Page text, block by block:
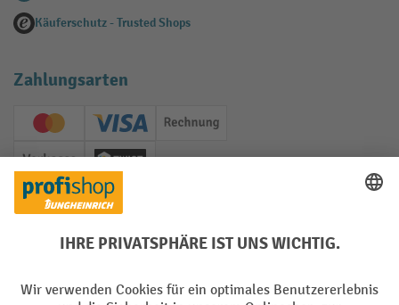
Käuferschutz - Trusted Shops
Zahlungsarten
Creditcard (Master)Creditcard (Visa)
Rechnung
Vorkasse Twint